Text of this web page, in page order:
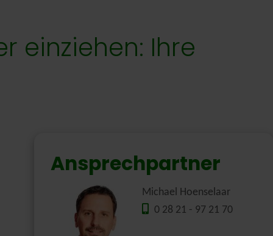
einziehen: Ihre
Ansprechpartner
Michael Hoenselaar
0 28 21 - 97 21 70